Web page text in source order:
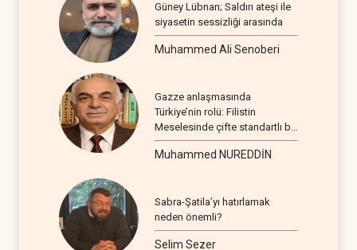
Güney Lübnan; Saldırı ateşi ile
siyasetin sessizliği arasında
Muhammed Ali Senoberi
Gazze anlaşmasında
Türkiye’nin rolü: Filistin
Meselesinde çifte standartlı bir
seyir
Muhammed NUREDDİN
Sabra-Şatila’yı hatırlamak
neden önemli?
Selim Sezer